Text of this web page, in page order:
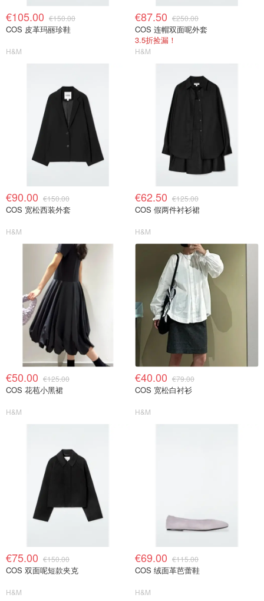
€105.00 €150.00
COS 皮革玛丽珍鞋
H&M
€87.50 €250.00
COS 连帽双面呢外套
3.5折捡漏！
H&M
€90.00 €150.00
COS 宽松西装外套
H&M
€62.50 €125.00
COS 假两件衬衫裙
H&M
€50.00 €125.00
COS 花苞小黑裙
H&M
€40.00 €79.00
COS 宽松白衬衫
H&M
€75.00 €150.00
COS 双面呢短款夹克
H&M
€69.00 €115.00
COS 绒面革芭蕾鞋
H&M